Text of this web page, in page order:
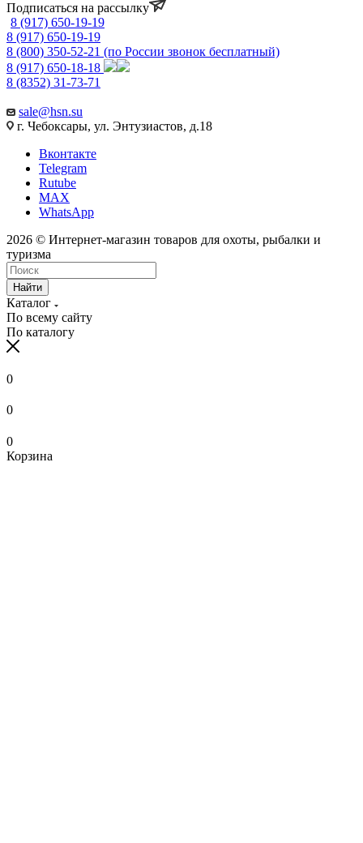
Подписаться на рассылку
8 (917) 650-19-19
8 (917) 650-19-19
8 (800) 350-52-21 (по России звонок бесплатный)
8 (917) 650-18-18
8 (8352) 31-73-71
sale@hsn.su
г. Чебоксары, ул. Энтузиастов, д.18
Вконтакте
Telegram
Rutube
MAX
WhatsApp
2026 © Интернет-магазин товаров для охоты, рыбалки и
туризма
Найти
Каталог
По всему сайту
По каталогу
0
0
0
Корзина